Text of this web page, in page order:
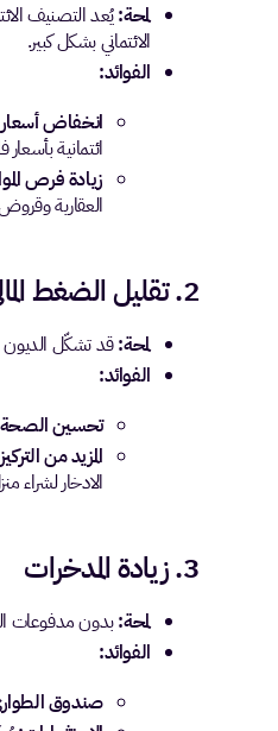
لمحة:يُعد التصنيف
الائتماني بشكل كبير.
الفوائد:
انخفاض أسعار
ائتمانية
زيادة فرص
العقارية
2. تقليل الضغط المالي
لمحة:قد تشكّل الديون
الفوائد:
تحسين الصحة
المزيد من
الادخار لشراء
3. زيادة المدخرات
لمحة:بدون مدفوعات
الفوائد:
صندوق